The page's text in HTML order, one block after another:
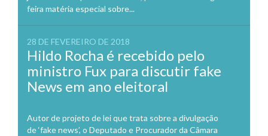
feira matéria especial sobre...
28 DE FEVEREIRO DE 2018
Hildo Rocha é recebido pelo
ministro Fux para discutir fake
News em ano eleitoral
Autor de projeto de lei que trata sobre a divulgação
de ‘fake news’, o Deputado e Procurador da Câmara